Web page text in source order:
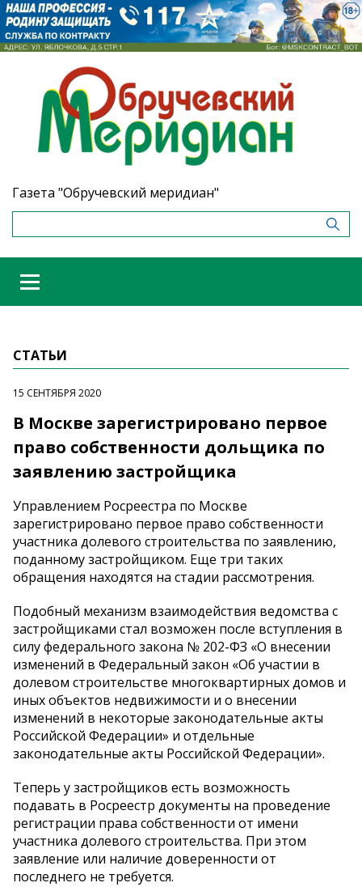
Газета "Обручевский меридиан"
СТАТЬИ
15 СЕНТЯБРЯ 2020
В Москве зарегистрировано первое
право собственности дольщика по
заявлению застройщика
Управлением Росреестра по Москве
зарегистрировано первое право собственности
участника долевого строительства по заявлению,
поданному застройщиком. Еще три таких
обращения находятся на стадии рассмотрения.
Подобный механизм взаимодействия ведомства с
застройщиками стал возможен после вступления в
силу федерального закона № 202-ФЗ «О внесении
изменений в Федеральный закон «Об участии в
долевом строительстве многоквартирных домов и
иных объектов недвижимости и о внесении
изменений в некоторые законодательные акты
Российской Федерации» и отдельные
законодательные акты Российской Федерации».
Теперь у застройщиков есть возможность
подавать в Росреестр документы на проведение
регистрации права собственности от имени
участника долевого строительства. При этом
заявление или наличие доверенности от
последнего не требуется.